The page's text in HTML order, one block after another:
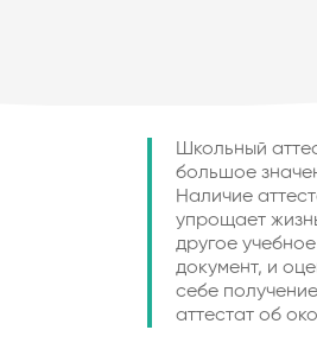
Школьный
большое
Наличие
упрощает
другое
документ, и
себе
аттестат об